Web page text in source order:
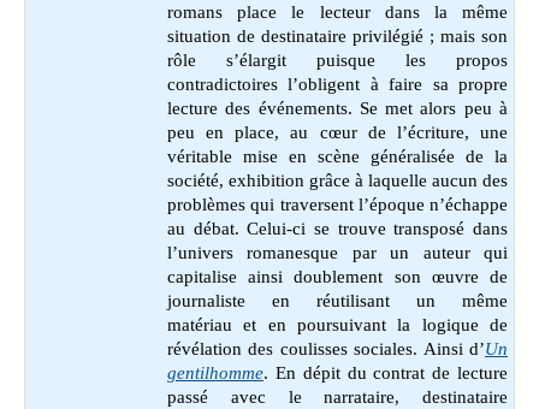
romans place le lecteur dans la même
situation de destinataire privilégié ; mais son
rôle s’élargit puisque les propos
contradictoires l’obligent à faire sa propre
lecture des événements. Se met alors peu à
peu en place, au cœur de l’écriture, une
véritable mise en scène généralisée de la
société, exhibition grâce à laquelle aucun des
problèmes qui traversent l’époque n’échappe
au débat. Celui-ci se trouve transposé dans
l’univers romanesque par un auteur qui
capitalise ainsi doublement son œuvre de
journaliste en réutilisant un même
matériau et en poursuivant la logique de
révélation des coulisses sociales. Ainsi d’Un
gentilhomme. En dépit du contrat de lecture
passé avec le narrataire, destinataire